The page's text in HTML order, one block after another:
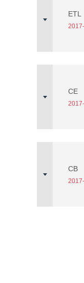
ETL
CE
CB